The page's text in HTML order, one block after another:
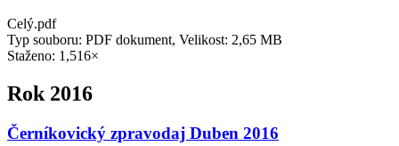
Celý.pdf
Typ souboru: PDF dokument, Velikost: 2,65 MB
Staženo: 1,516×
Rok 2016
Černíkovický zpravodaj Duben 2016